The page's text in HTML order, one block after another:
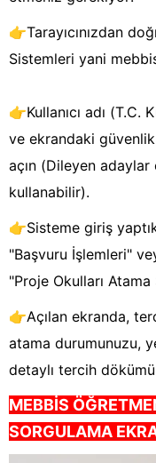
👉Tarayıcınızdan
Sistemleri yani
👉Kullanıcı adı (T.C.
ve ekrandaki
açın (Dileyen
kullanabilir).
👉Sisteme giriş
"Başvuru İşlemleri"
"Proje Okulları Atama
👉Açılan ekranda,
atama durumunuzu,
detaylı tercih
MEBBİS
SORGULAMA